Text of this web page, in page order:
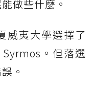
做些什麼。
威夷大學選擇了
。但落選
。